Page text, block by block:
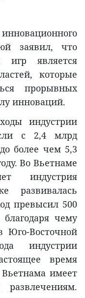
заявил, что
игр является
которые
прорывных
инноваций.
индустрии
с 2,4 млрд
более чем 5,3
Во Вьетнаме
индустрия
развивалась
превысил 500
чему
Юго-Восточной
индустрии
время
имеет